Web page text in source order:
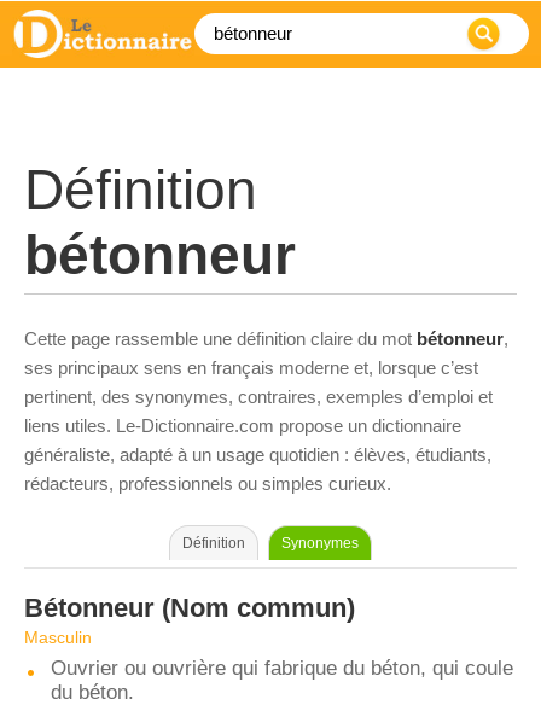
Définition
bétonneur
Cette page rassemble une définition claire du mot bétonneur,
ses principaux sens en français moderne et, lorsque c’est
pertinent, des synonymes, contraires, exemples d’emploi et
liens utiles. Le-Dictionnaire.com propose un dictionnaire
généraliste, adapté à un usage quotidien : élèves, étudiants,
rédacteurs, professionnels ou simples curieux.
Définition Synonymes
Bétonneur (Nom commun)
Masculin
Ouvrier ou ouvrière qui fabrique du béton, qui coule
du béton.